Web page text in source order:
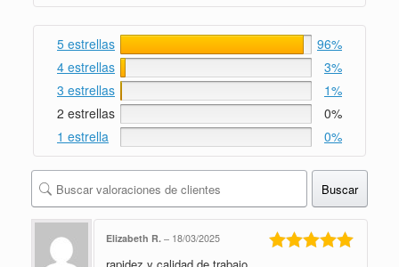
5 estrellas
96%
4 estrellas
3%
3 estrellas
1%
2 estrellas
0%
1 estrella
0%
Buscar
Elizabeth R. – 18/03/2025